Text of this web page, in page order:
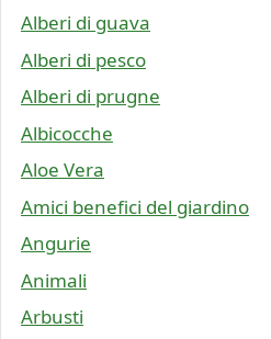
Alberi di guava
Alberi di pesco
Alberi di prugne
Albicocche
Aloe Vera
Amici benefici del giardino
Angurie
Animali
Arbusti